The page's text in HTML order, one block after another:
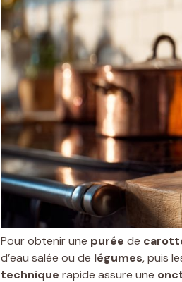
Pour obtenir une purée de
d’eau salée ou de légumes, puis
technique rapide assure une